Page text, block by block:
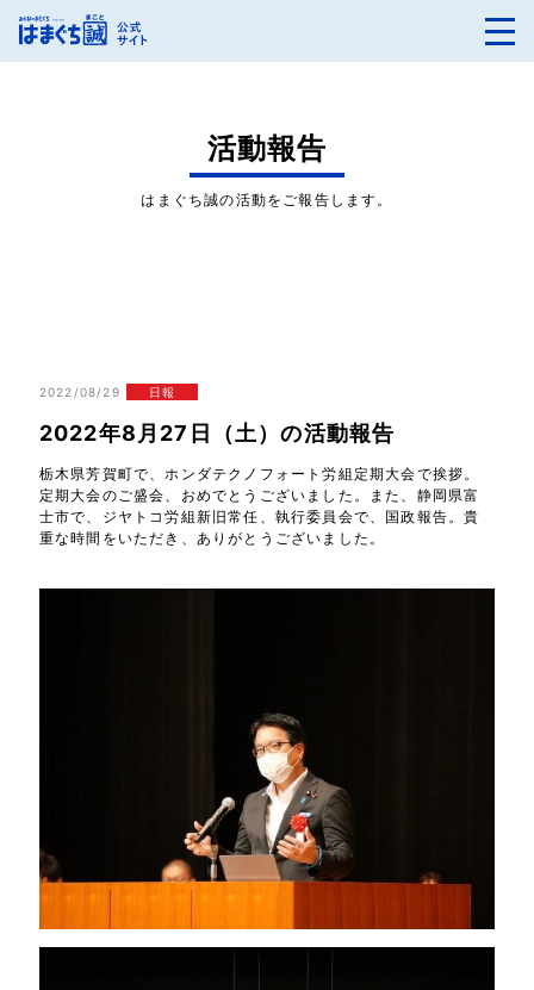
活動報告
はまぐち誠の活動をご報告します。
2022/08/29 日報
2022年8月27日（土）の活動報告
栃木県芳賀町で、ホンダテクノフォート労組定期大会で挨拶。
定期大会のご盛会、おめでとうございました。また、静岡県富
士市で、ジヤトコ労組新旧常任、執行委員会で、国政報告。貴
重な時間をいただき、ありがとうございました。